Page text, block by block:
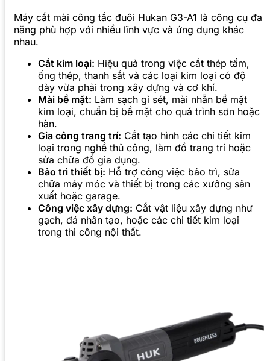
Máy cắt mài công tắc đuôi Hukan G3-A1 là công cụ đa
năng phù hợp với nhiều lĩnh vực và ứng dụng khác
nhau.
Cắt kim loại: Hiệu quả trong việc cắt thép tấm,
ống thép, thanh sắt và các loại kim loại có độ
dày vừa phải trong xây dựng và cơ khí.
Mài bề mặt: Làm sạch gỉ sét, mài nhẵn bề mặt
kim loại, chuẩn bị bề mặt cho quá trình sơn hoặc
hàn.
Gia công trang trí: Cắt tạo hình các chi tiết kim
loại trong nghề thủ công, làm đồ trang trí hoặc
sửa chữa đồ gia dụng.
Bảo trì thiết bị: Hỗ trợ công việc bảo trì, sửa
chữa máy móc và thiết bị trong các xưởng sản
xuất hoặc garage.
Công việc xây dựng: Cắt vật liệu xây dựng như
gạch, đá nhân tạo, hoặc các chi tiết kim loại
trong thi công nội thất.